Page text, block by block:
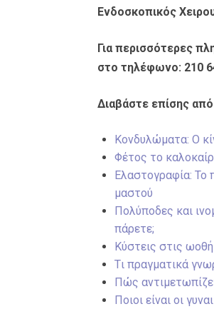
Ενδοσκοπικός
Για περισσότερες
στο τηλέφωνο: 210
Διαβάστε επίσης
Κονδυλώματα: Ο
Φέτος το
Ελαστογραφία: Το
μαστού
Πολύποδες και
πάρετε;
Κύστεις στις
Tι πραγματικά
Πώς
Ποιοι είναι οι